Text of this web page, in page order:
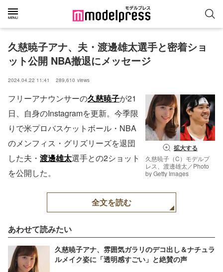
久慈暁子アナ、夫・渡邊雄太選手と密着ショ
ット公開 NBA撤退にメッセージ
2024.04.22 11:41 289,610 views
拡大する
久慈暁子（C）モデルプ
レス、渡邊雄太／Photo
by Getty Images
フリーアナウンサーの久慈暁子が21
日、自身のInstagramを更新。今季限
りで米プロバスケットボール・NBA
のメンフィス・グリズリーズを退団
した夫・ 渡邊雄太選手との2ショット
を公開した。
全文を読む
あわせて読みたい
久慈暁子アナ、雰囲気ガラリのデコ出し＆ナチュラ
ルメイク姿に「透明感すごい」と絶賛の声